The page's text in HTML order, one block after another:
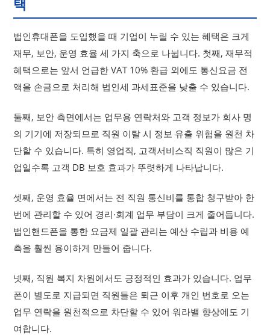
택
법인휴대폰을 도입했을 때 기업이 누릴 수 있는 혜택은 크게
재무, 보안, 운영 효율 세 가지 축으로 나뉩니다. 첫째, 재무적
혜택으로는 앞서 언급한 VAT 10% 환급 외에도 통신요금 전
액을 손금으로 처리해 법인세 과세표준을 낮출 수 있습니다.
둘째, 보안 측면에서는 업무용 연락처와 고객 정보가 회사 명
의 기기에 저장되므로 직원 이탈 시 정보 유출 위험을 원천 차
단할 수 있습니다. 특히 영업직, 고객서비스직 직원이 많은 기
업일수록 고객 DB 보호 효과가 뚜렷하게 나타납니다.
셋째, 운영 효율 면에서는 전 직원 통신비를 통합 청구받아 한
번에 관리할 수 있어 경리·회계 업무 부담이 크게 줄어듭니다.
법인핸드폰을 통한 요금제 일괄 관리는 예산 수립과 비용 예
측을 훨씬 용이하게 만들어 줍니다.
넷째, 직원 복지 차원에서도 긍정적인 효과가 있습니다. 업무
폰이 별도로 지급되면 직원들은 퇴근 이후 개인 번호로 오는
업무 연락을 원천적으로 차단할 수 있어 워라밸 향상에도 기
여합니다.